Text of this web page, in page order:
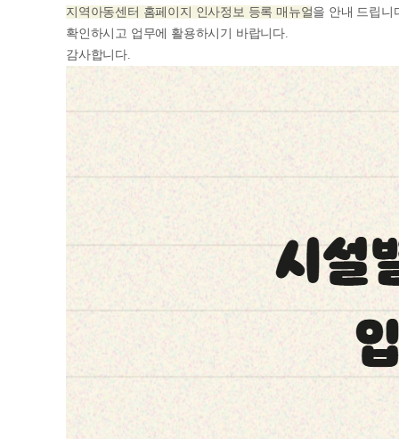
지역아동센터 홈페이지 인사정보 등록 매뉴얼을 안내 드립니
확인하시고 업무에 활용하시기 바랍니다.
감사합니다.